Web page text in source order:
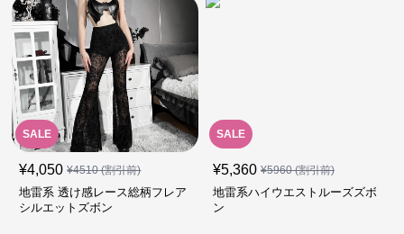
SALE
¥4,050 ¥4510(割引前)
地雷系 透け感レース総柄フレア
シルエットズボン
SALE
¥5,360 ¥5960(割引前)
地雷系ハイウエストルーズズボ
ン